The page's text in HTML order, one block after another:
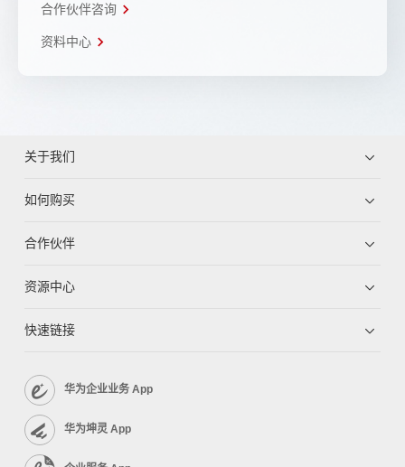
合作伙伴咨询
资料中心
关于我们
如何购买
合作伙伴
资源中心
快速链接
华为企业业务 App
华为坤灵 App